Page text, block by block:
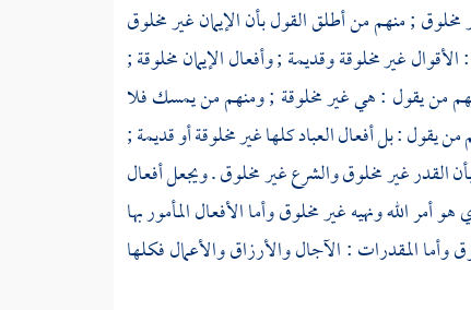
مخلوق ; منهم من أطلق القول بأن الإيمان غير مخلوق
غير مخلوقة وقديمة ; وأفعال الإيمان مخلوقة ;
من يقول : هي غير مخلوقة ; ومنهم من يمسك فلا
يقول : بل أفعال العباد كلها غير مخلوقة أو قديمة ;
القدر غير مخلوق والشرع غير مخلوق . ويجعل أفعال
الله ونهيه غير مخلوق وأما الأفعال المأمور بها
المقدرات : الآجال والأرزاق والأعمال فكلها